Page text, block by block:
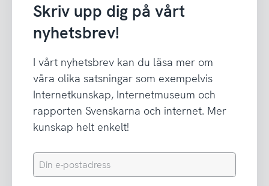
Skriv upp dig på vårt
nyhetsbrev!
I vårt nyhetsbrev kan du läsa mer om
våra olika satsningar som exempelvis
Internetkunskap, Internetmuseum och
rapporten Svenskarna och internet. Mer
kunskap helt enkelt!
Din
e-